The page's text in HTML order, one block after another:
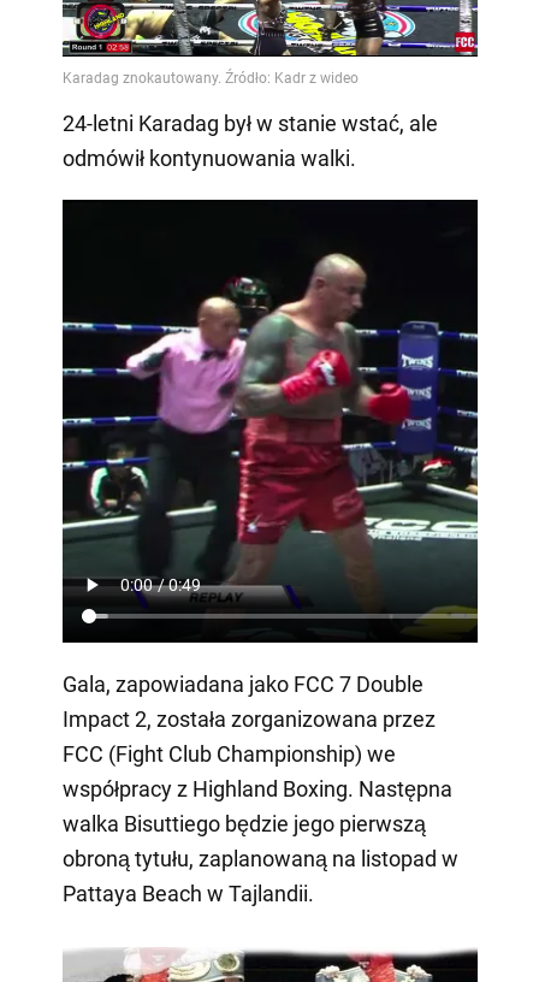
24-letni Karadag był w stanie wstać, ale
odmówił kontynuowania walki.
Gala, zapowiadana jako FCC 7 Double
Impact 2, została zorganizowana przez
FCC (Fight Club Championship) we
współpracy z Highland Boxing. Następna
walka Bisuttiego będzie jego pierwszą
obroną tytułu, zaplanowaną na listopad w
Pattaya Beach w Tajlandii.